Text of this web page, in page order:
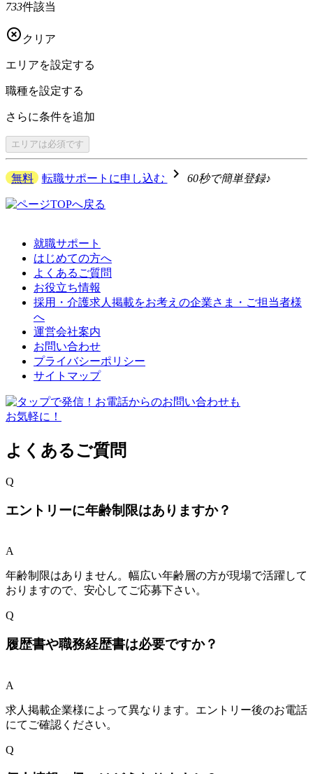
733件該当
 クリア
エリアを設定する
職種を設定する
さらに条件を追加
エリアは必須です
無料 転職サポートに申し込む navigate_next 60秒で簡単登録♪
就職サポート
はじめての方へ
よくあるご質問
お役立ち情報
採用・介護求人掲載をお考えの企業さま・ご担当者様
へ
運営会社案内
お問い合わせ
プライバシーポリシー
サイトマップ
よくあるご質問
Q
エントリーに年齢制限はありますか？
A
年齢制限はありません。幅広い年齢層の方が現場で活躍して
おりますので、安心してご応募下さい。
Q
履歴書や職務経歴書は必要ですか？
A
求人掲載企業様によって異なります。エントリー後のお電話
にてご確認ください。
Q